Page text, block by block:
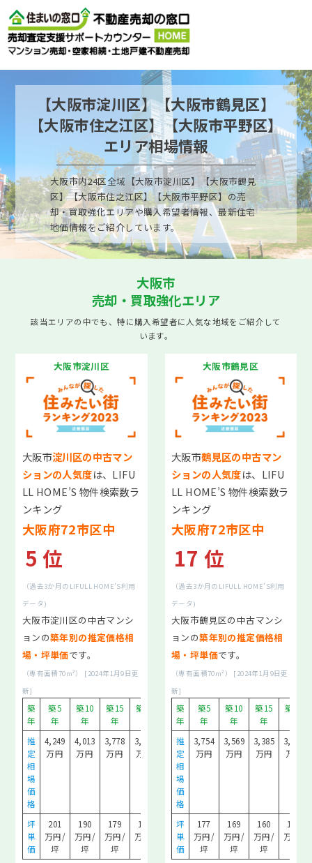
売却お悩み相談室
お電話はこちらから
ご相談フォーム
簡易査定
ご来店予約
クイックAI査定
早く
売りたい
高く
売りたい
秘密に
売りたい
お悩み別売却方法
相続・生前対策
空き家の対処
トラブル物件
エリア相場情報
大阪全域エリアの相場情報
東大阪・八尾エリアの相場情報
堺・南大阪エリアの相場情報
北摂・京阪エリアの相場情報
初めての売却読本
売却の種類と違い
売却の諸費用
売却の流れ
囲い込みとは？
売却の金額と期間
【大阪市淀川区】【大阪市鶴見区】
【大阪市住之江区】【大阪市平野区】
エリア相場情報
大阪市内24区全域【大阪市淀川区】【大阪市鶴見
区】【大阪市住之江区】【大阪市平野区】の売
却・買取強化エリアや購入希望者情報、最新住宅
地価情報をご紹介しています。
大阪市
売却・買取強化エリア
該当エリアの中でも、特に購入希望者に人気な地域をご紹介して
います。
大阪市淀川区
大阪市淀川区の中古マン
ションの人気度は、LIFU
LL HOME’S 物件検索数ラ
ンキング
大阪府72市区中
5 位
（過去3か月のLIFULL HOME’S利用
データ)
大阪市淀川区の中古マンシ
ョンの築年別の推定価格相
場・坪単価です。
（専有面積70m²） [2024年1月9日更
新]
築
年
築5
年
築10
年
築15
年
築20
築30
年
推
定
相
場
価
格
4,249
万円
4,013
万円
3,778
万円
3,542
万円
3,071
万円
坪
単
価
201
万円/
坪
190
万円/
坪
179
万円/
坪
167
万円/
145
万円/
坪
大阪市鶴見区
大阪市鶴見区の中古マン
ションの人気度は、LIFU
LL HOME’S 物件検索数ラ
ンキング
大阪府72市区中
17 位
（過去3か月のLIFULL HOME’S利用
データ)
大阪市鶴見区の中古マンシ
ョンの築年別の推定価格相
場・坪単価です。
（専有面積70m²） [2024年1月9日更
新]
築
年
築5
年
築10
年
築15
年
築20
推
定
相
場
価
格
3,754
万円
3,569
万円
3,385
万円
3,200
万円
坪
単
価
177
万円/
坪
169
万円/
坪
160
万円/
坪
151
万円/